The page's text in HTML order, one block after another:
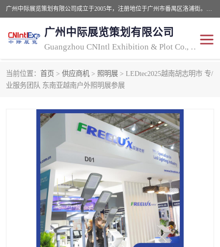
广州中际展览策划有限公司成立于2005年，注册地位于广州市番禺区洛浦街。经营范围包括会议及展览服务，大型活动组织策划服务，展台设计服务，广告业等；主要从事国外广告、标识、印花、LED、照明、光电、灯光、音响、视听、电子展览会等，展位预定-展品运输-签证-行程安排-补贴一站式服务。
广州中际展览策划有限公司
Guangzhou CNIntl Exhibition & Plot Co., Ltd.
当前位置： 首页 > 供应商机 > 照明展 > LEDtec2025越南胡志明市 专/
业服务团队 东南亚越南户外照明展参展
2025年国外照明展 展位搭建
照明展 展品运输
视听-灯光音响展
2025年国外广告标识展 2025年国内中国香港照明
展